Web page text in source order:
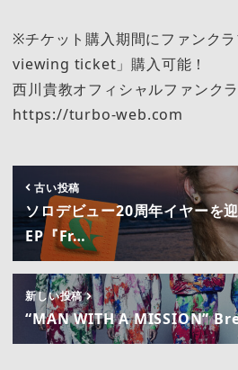
※チケット購入期間にファンク
viewing ticket」購入可能！
西川貴教オフィシャルファンク
https://turbo-web.com
古い投稿
ソロデビュー20周年イヤーを
EP『Fr…
新しい投稿
“MAN WITH A MISSION”